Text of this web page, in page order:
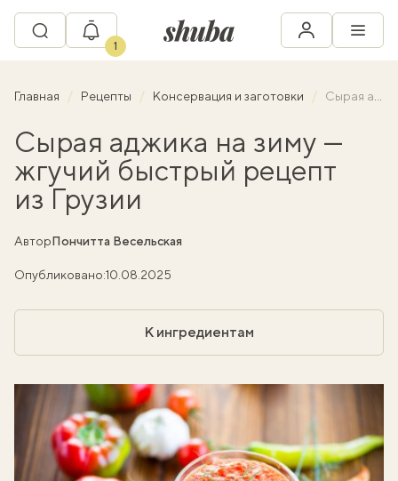
1
Главная Рецепты Консервация и заготовки Сырая аджика на зиму — жгучий быстрый рецепт из Грузии
Сырая аджика на зиму —
жгучий быстрый рецепт
из Грузии
АвторПончитта Весельская
Опубликовано:10.08.2025
К ингредиентам